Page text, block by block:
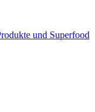
und Superfood